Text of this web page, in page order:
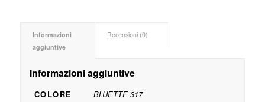
Informazioni
aggiuntive
Recensioni (0)
Informazioni aggiuntive
COLORE
BLUETTE 317